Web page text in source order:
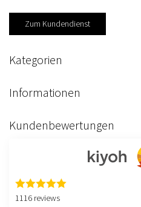
Zum Kundendienst
Kategorien
Informationen
Kundenbewertungen
1116 reviews